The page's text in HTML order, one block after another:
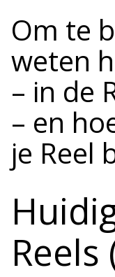
Om te
weten
– in de
– en
je Reel
Reels